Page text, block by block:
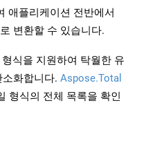
애플리케이션 전반에서
변환할 수 있습니다.
식을 지원하여 탁월한 유
화합니다. Aspose.Total
형식의 전체 목록을 확인